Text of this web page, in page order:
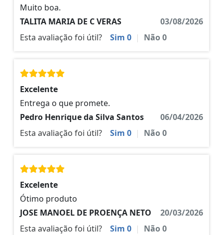
Muito boa.
TALITA MARIA DE C VERAS
03/08/2026
Esta avaliação foi útil?
Sim 0 | Não0
Excelente
Entrega o que promete.
Pedro Henrique da Silva Santos
06/04/2026
Esta avaliação foi útil?
Sim 0 | Não0
Excelente
Ótimo produto
JOSE MANOEL DE PROENÇA NETO
20/03/2026
Esta avaliação foi útil?
Sim 0 | Não0